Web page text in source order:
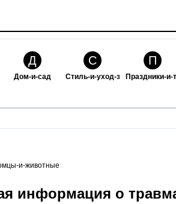
Д
Дом-и-сад
С
Стиль-и-уход-за-собой
П
Праздники-и-
и-животные
информация о